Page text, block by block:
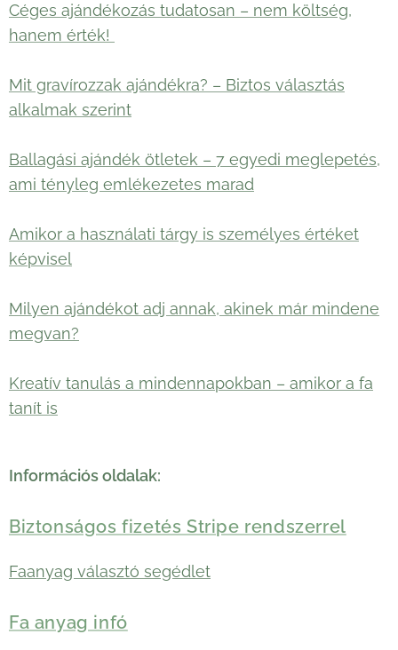
Céges ajándékozás tudatosan – nem költség,
hanem érték!
Mit gravírozzak ajándékra? – Biztos választás
alkalmak szerint
Ballagási ajándék ötletek – 7 egyedi meglepetés,
ami tényleg emlékezetes marad
Amikor a használati tárgy is személyes értéket
képvisel
Milyen ajándékot adj annak, akinek már mindene
megvan?
Kreatív tanulás a mindennapokban – amikor a fa
tanít is
Információs oldalak:
Biztonságos fizetés Stripe rendszerrel
Faanyag választó segédlet
Fa anyag infó